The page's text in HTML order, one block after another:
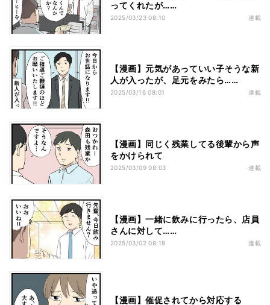
ってくれたが……
2025/03/23 08:10 連載
【漫画】元気があっていい子そうな新
人が入ったが、足元をみたら……
2025/03/16 08:01 連載
【漫画】同じく残業してる後輩から声
をかけられて
2025/03/09 08:03 連載
【漫画】一緒に飲みに行ったら、店員
さんに対して……
2025/03/02 08:18 連載
【漫画】催促されてから対応する